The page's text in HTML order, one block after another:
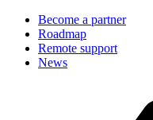
Become a partner
Roadmap
Remote support
News